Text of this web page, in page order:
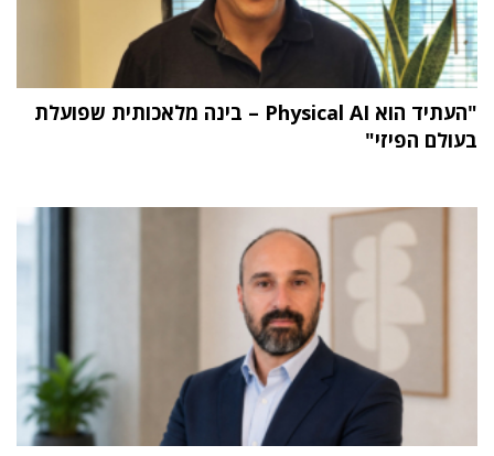
"העתיד הוא Physical AI – בינה מלאכותית שפועלת
בעולם הפיזי"